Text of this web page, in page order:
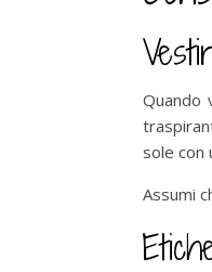
Quando
sole con
Assumi